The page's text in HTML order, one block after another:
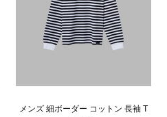
メンズ 細ボーダー コットン 長袖 T